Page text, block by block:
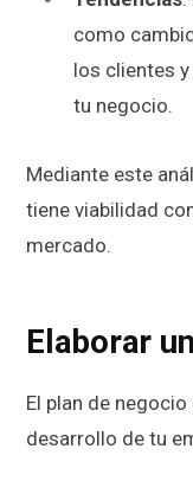
como
los clientes
tu negocio.
Mediante este
tiene viabilidad
mercado.
Elaborar
El plan de
desarrollo de tu